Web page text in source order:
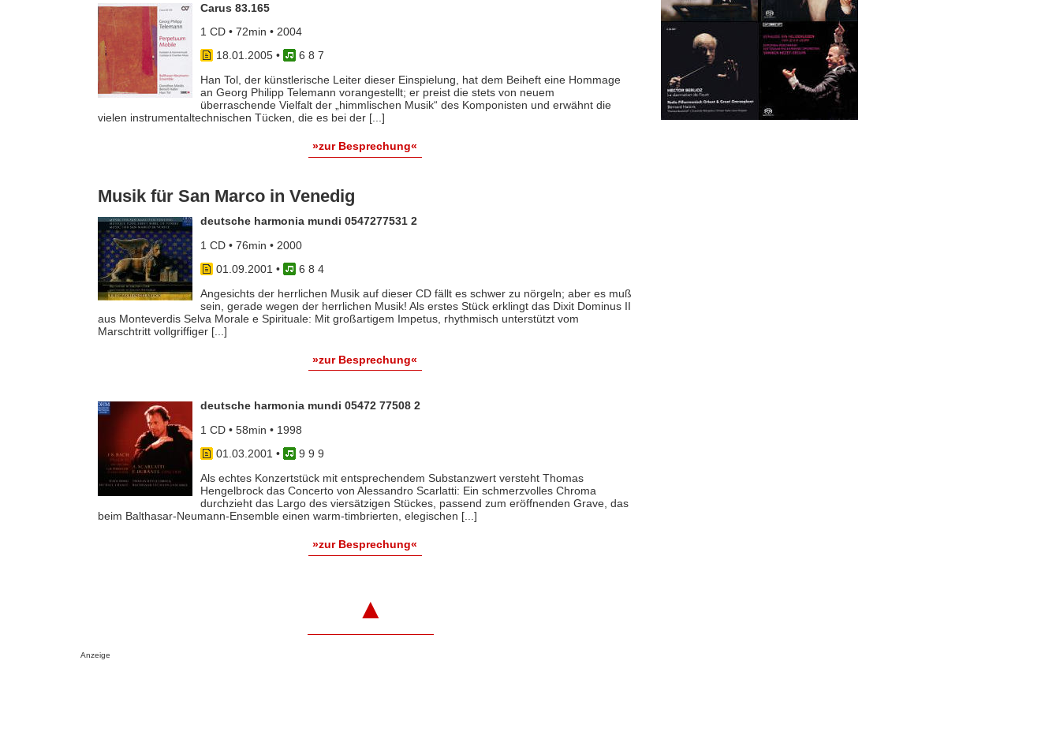
Carus 83.165
1 CD • 72min • 2004
18.01.2005•
6 8 7
Han Tol, der künstlerische Leiter dieser Einspielung, hat dem Beiheft eine Hommage
an Georg Philipp Telemann vorangestellt; er preist die stets von neuem
überraschende Vielfalt der „himmlischen Musik“ des Komponisten und erwähnt die
vielen instrumentaltechnischen Tücken, die es bei der [...]
»zur Besprechung«
Musik für San Marco in Venedig
deutsche harmonia mundi 0547277531 2
1 CD • 76min • 2000
01.09.2001 •
6 8 4
Angesichts der herrlichen Musik auf dieser CD fällt es schwer zu nörgeln; aber es muß
sein, gerade wegen der herrlichen Musik! Als erstes Stück erklingt das Dixit Dominus II
aus Monteverdis Selva Morale e Spirituale: Mit großartigem Impetus, rhythmisch unterstützt vom
Marschtritt vollgriffiger [...]
»zur Besprechung«
deutsche harmonia mundi 05472 77508 2
1 CD • 58min • 1998
01.03.2001 •
9 9 9
Als echtes Konzertstück mit entsprechendem Substanzwert versteht Thomas
Hengelbrock das Concerto von Alessandro Scarlatti: Ein schmerzvolles Chroma
durchzieht das Largo des viersätzigen Stückes, passend zum eröffnenden Grave, das
beim Balthasar-Neumann-Ensemble einen warm-timbrierten, elegischen [...]
»zur Besprechung«
▲
Anzeige